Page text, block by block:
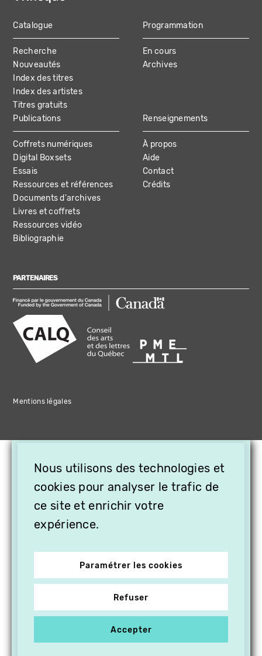
MAIN
NAVIGATION
Catalogue
Recherche
Nouveautés
Index des titres
Index des artistes
Titres gratuits
Programmation
En cours
Archives
Publications
Coffrets numériques
Digital Boxsets
Essais
Ressources et références
Documents d'archives
Livres et coffrets
Ressources vidéo
Bibliographie
Renseignements
À propos
Aide
Contact
Crédits
PARTENAIRES
Mentions légales
Nous utilisons des technologies et
cookies pour analyser le trafic de
ce site et enrichir votre
expérience.
Paramétrer les cookies
Refuser
Accepter
OFFREZ LA VIDÉO EN
CADEAU, ABONNEZ VOS
PROCHES À VITHÈQUE !